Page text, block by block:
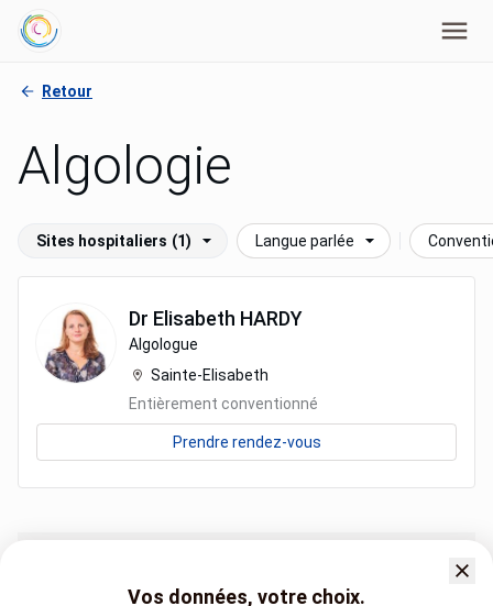
Retour
Algologie
Sites hospitaliers (1) Langue parlée
Dr Elisabeth HARDY
Algologue
Sainte-Elisabeth
Entièrement conventionné
Prendre rendez-vous
Algologie Dinant (Saint-Vincent)
Vos données, votre choix.